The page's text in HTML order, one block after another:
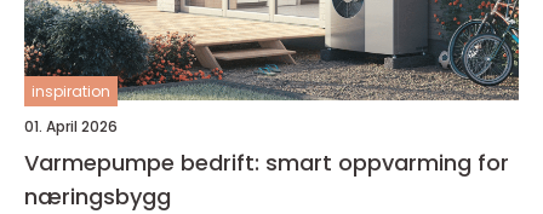
inspiration
01. April 2026
Varmepumpe bedrift: smart oppvarming for
næringsbygg